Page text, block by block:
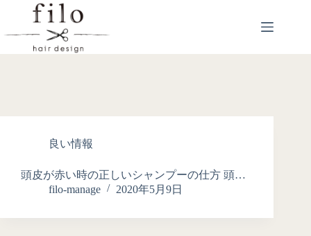
良い情報
頭皮が赤い時の正しいシャンプーの仕方 頭…
filo-manage
2020年5月9日